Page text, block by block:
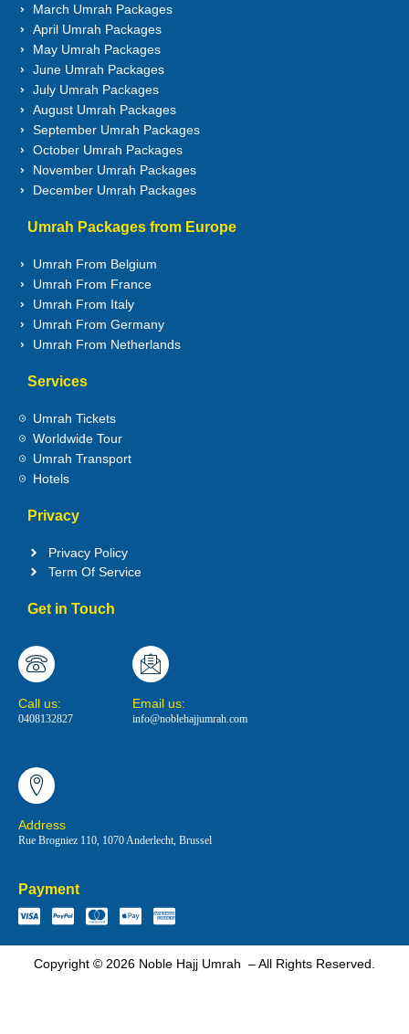
March Umrah Packages
April Umrah Packages
May Umrah Packages
June Umrah Packages
July Umrah Packages
August Umrah Packages
September Umrah Packages
October Umrah Packages
November Umrah Packages
December Umrah Packages
Umrah Packages from Europe
Umrah From Belgium
Umrah From France
Umrah From Italy
Umrah From Germany
Umrah From Netherlands
Services
Umrah Tickets
Worldwide Tour
Umrah Transport
Hotels
Privacy
Privacy Policy
Term Of Service
Get in Touch
Call us:
0408132827
Email us:
info@noblehajjumrah.com
Address
Rue Brogniez 110, 1070 Anderlecht, Brussel
Payment
Copyright © 2026 Noble Hajj Umrah – All Rights Reserved.